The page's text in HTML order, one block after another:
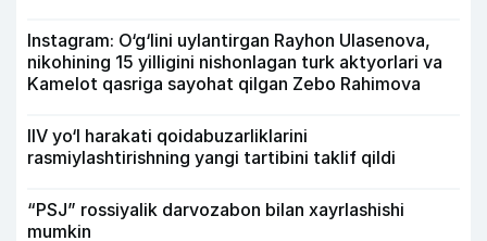
Instagram: O‘g‘lini uylantirgan Rayhon Ulasenova,
nikohining 15 yilligini nishonlagan turk aktyorlari va
Kamelot qasriga sayohat qilgan Zebo Rahimova
IIV yo‘l harakati qoidabuzarliklarini
rasmiylashtirishning yangi tartibini taklif qildi
“PSJ” rossiyalik darvozabon bilan xayrlashishi
mumkin